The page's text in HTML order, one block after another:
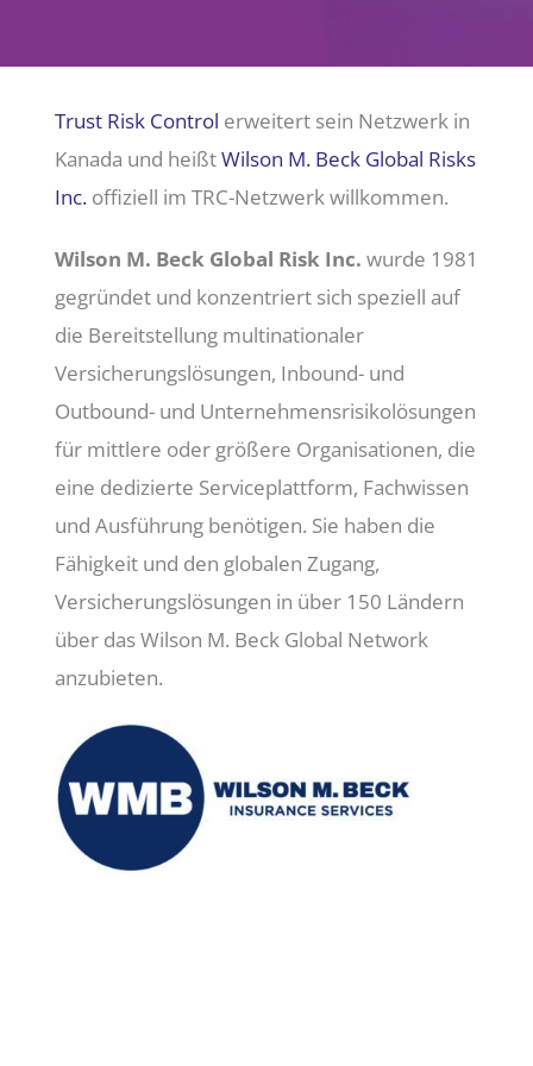
Unternehmen
Trust Risk Control erweitert sein Netzwerk in
Kanada und heißtWilson M. Beck Global Risks
Inc. offiziell im TRC-Netzwerk willkommen.
Wilson M. Beck Global Risk Inc. wurde 1981
gegründet und konzentriert sich speziell auf
die Bereitstellung multinationaler
Versicherungslösungen, Inbound- und
Outbound- und Unternehmensrisikolösungen
für mittlere oder größere Organisationen, die
eine dedizierte Serviceplattform, Fachwissen
und Ausführung benötigen. Sie haben die
Fähigkeit und den globalen Zugang,
Versicherungslösungen in über 150 Ländern
über das Wilson M. Beck Global Network
anzubieten.